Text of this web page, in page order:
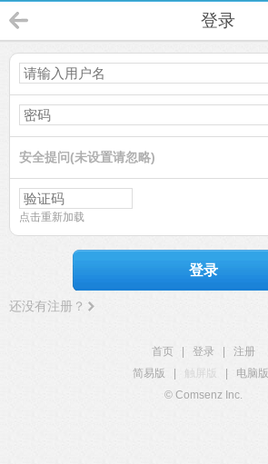
登录
安全提问(未设置请忽略)
点击重新加载
登录
还没有注册？
首页 登录
注册
简易版
触屏版 电脑版
© Comsenz Inc.